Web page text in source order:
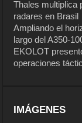
Thales multiplica
radares en Brasil
Ampliando el
largo del A350-
EKOLOT
operaciones
IMÁGENES